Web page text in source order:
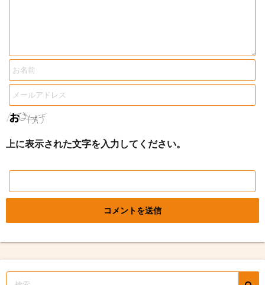
上に表示された文字を入力してください。